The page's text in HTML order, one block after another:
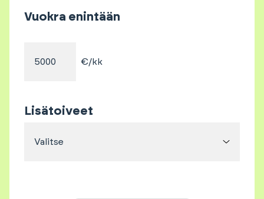
Vuokra enintään
€/kk
Lisätoiveet
Valitse